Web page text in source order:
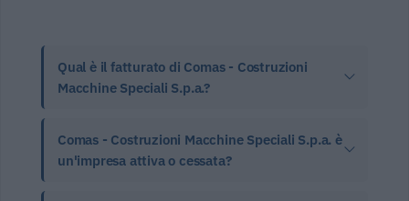
Qual è il fatturato di Comas - Costruzioni
Macchine Speciali S.p.a.?
Comas - Costruzioni Macchine Speciali S.p.a. è
un'impresa attiva o cessata?